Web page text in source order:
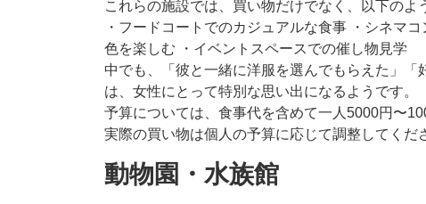
これらの施設では、買い物だけでなく、以下のよ
・フードコートでのカジュアルな食事 ・シネマ
色を楽しむ ・イベントスペースでの催し物見学
中でも、「彼と一緒に洋服を選んでもらえた」
は、女性にとって特別な思い出になるようです。
予算については、食事代を含めて一人5000円〜
実際の買い物は個人の予算に応じて調整してくだ
動物園・水族館